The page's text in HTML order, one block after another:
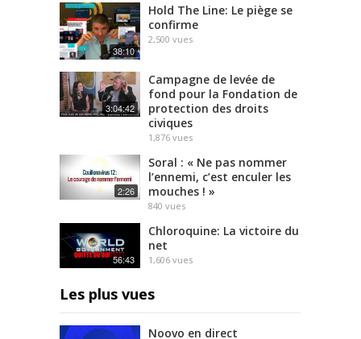
38:10
Hold The Line: Le piège se
confirme
2,500 vues
3:04:42
Campagne de levée de
fond pour la Fondation de
protection des droits
civiques
1,876 vues
2:26
Soral : « Ne pas nommer
l’ennemi, c’est enculer les
mouches ! »
840 vues
56:43
Chloroquine: La victoire du
net
1,606 vues
Les plus vues
Noovo en direct